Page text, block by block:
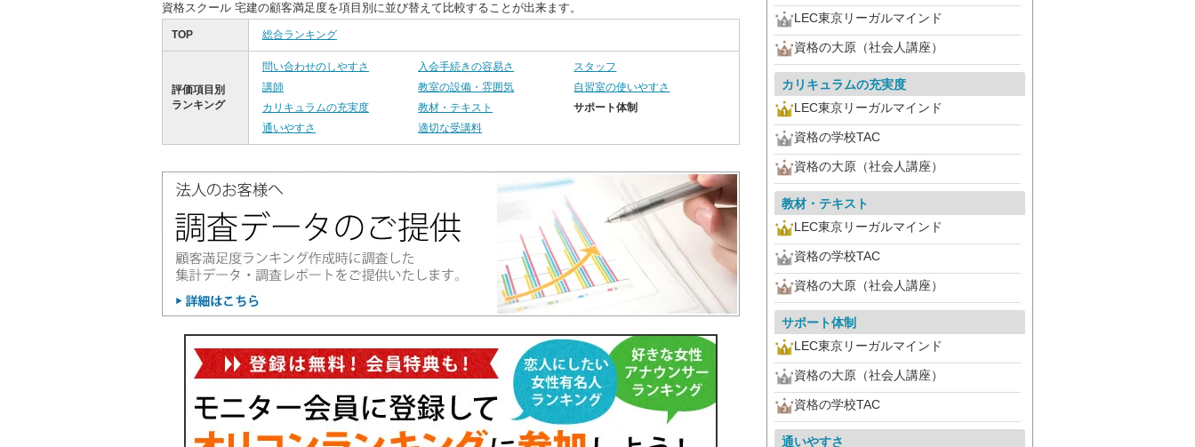
資格スクール 宅建の顧客満足度を項目別に並び替えて比較することが出来ます。
TOP 総合ランキング
評価項目別
ランキング
問い合わせのしやすさ 入会手続きの容易さ
スタッフ
講師
教室の設備・雰囲気
自習室の使いやすさ
カリキュラムの充実度
教材・テキスト
サポート体制
通いやすさ
適切な受講料
LEC東京リーガルマインド
資格の大原（社会人講座）
カリキュラムの充実度
LEC東京リーガルマインド
資格の学校TAC
資格の大原（社会人講座）
教材・テキスト
LEC東京リーガルマインド
資格の学校TAC
資格の大原（社会人講座）
サポート体制
LEC東京リーガルマインド
資格の大原（社会人講座）
資格の学校TAC
通いやすさ